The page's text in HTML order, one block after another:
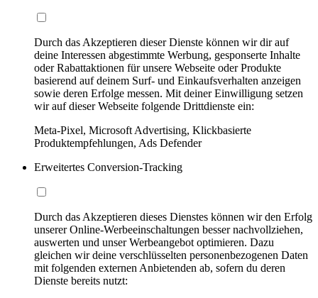
Durch das Akzeptieren dieser Dienste können wir dir auf
deine Interessen abgestimmte Werbung, gesponserte Inhalte
oder Rabattaktionen für unsere Webseite oder Produkte
basierend auf deinem Surf- und Einkaufsverhalten anzeigen
sowie deren Erfolge messen. Mit deiner Einwilligung setzen
wir auf dieser Webseite folgende Drittdienste ein:
Meta-Pixel, Microsoft Advertising, Klickbasierte
Produktempfehlungen, Ads Defender
Erweitertes Conversion-Tracking
Durch das Akzeptieren dieses Dienstes können wir den Erfolg
unserer Online-Werbeeinschaltungen besser nachvollziehen,
auswerten und unser Werbeangebot optimieren. Dazu
gleichen wir deine verschlüsselten personenbezogenen Daten
mit folgenden externen Anbietenden ab, sofern du deren
Dienste bereits nutzt: